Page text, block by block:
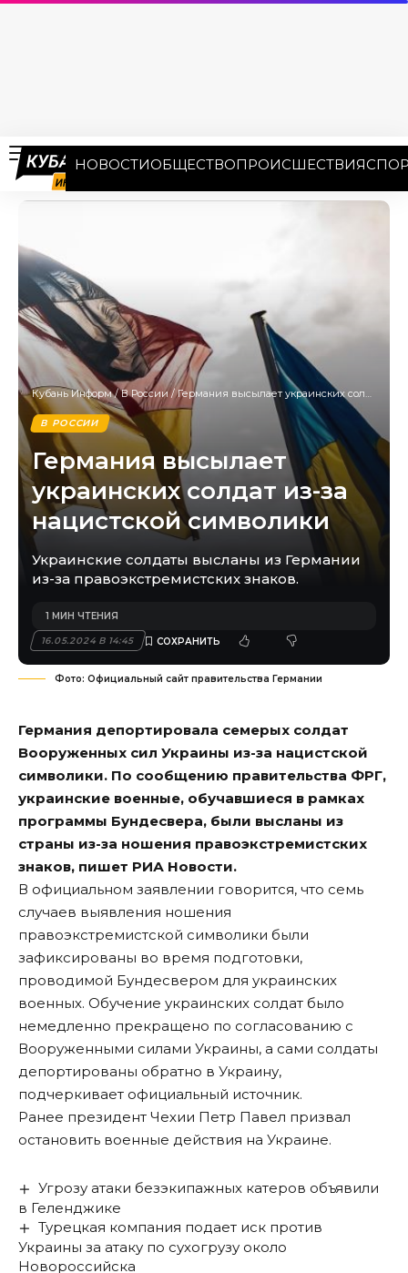
НОВОСТИОБЩЕСТВОПРОИСШЕСТВИЯ
Кубань Информ/В России/Германия высылает украинских солдат из-за нацистской символики
В РОССИИ
Германия высылает
украинских солдат из-за
нацистской символики
Украинские солдаты высланы из Германии
из-за правоэкстремистских знаков.
16.05.2024 В 14:45
1 МИН ЧТЕНИЯ
Фото: Официальный сайт правительства Германии
Германия депортировала семерых солдат
Вооруженных сил Украины из-за нацистской
символики. По сообщению правительства ФРГ,
украинские военные, обучавшиеся в рамках
программы Бундесвера, были высланы из
страны из-за ношения правоэкстремистских
знаков, пишет РИА Новости.
В официальном заявлении говорится, что семь
случаев выявления ношения
правоэкстремистской символики были
зафиксированы во время подготовки,
проводимой Бундесвером для украинских
военных. Обучение украинских солдат было
немедленно прекращено по согласованию с
Вооруженными силами Украины, а сами солдаты
депортированы обратно в Украину,
подчеркивает официальный источник.
Ранее президент Чехии Петр Павел призвал
остановить военные действия на Украине.
Угрозу атаки безэкипажных катеров объявили
в Геленджике
Турецкая компания подает иск против
Украины за атаку по сухогрузу около
Новороссийска